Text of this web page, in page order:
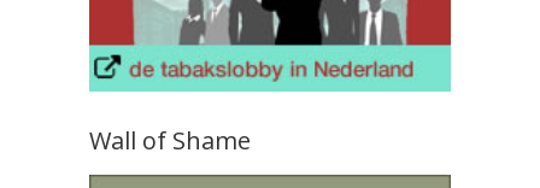
Wall of Shame